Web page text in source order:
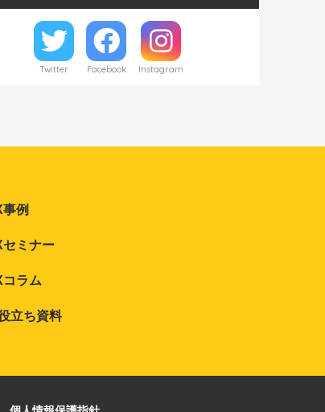
Twitter Facebook Instagram
事例
セミナー
コラム
立ち資料